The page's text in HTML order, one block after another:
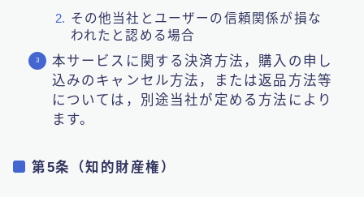
その他当社とユーザーの信頼関係が損な
われたと認める場合
本サービスに関する決済方法，購入の申し
込みのキャンセル方法，または返品方法等
については，別途当社が定める方法により
ます。
第5条（知的財産権）